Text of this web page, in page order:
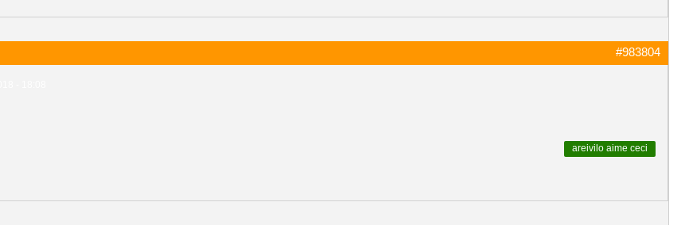
#983804
areivilo aime ceci